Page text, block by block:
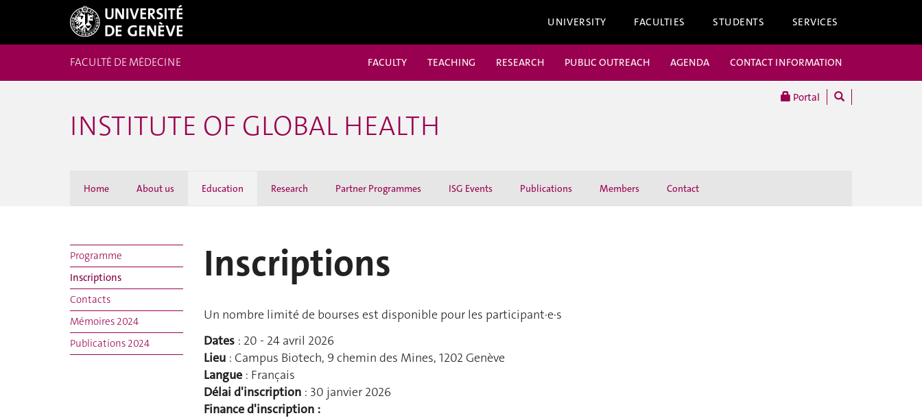
UNIVERSITY FACULTIES STUDENTS SERVICES
Portal
FACULTÉ DE MÉDECINE FACULTY TEACHING RESEARCH PUBLIC OUTREACH AGENDA CONTACT INFORMATION
INSTITUTE OF GLOBAL HEALTH
Home About us Education Research Partner Programmes ISG Events Publications Members Contact
Programme
Inscriptions
Contacts
Mémoires 2024
Publications 2024
Inscriptions
Un nombre limité de bourses est disponible pour les participant·e·s
Dates : 20 - 24 avril 2026
Lieu : Campus Biotech, 9 chemin des Mines, 1202 Genève
Langue : Français
Délai d'inscription : 30 janvier 2026
Finance d'inscription :